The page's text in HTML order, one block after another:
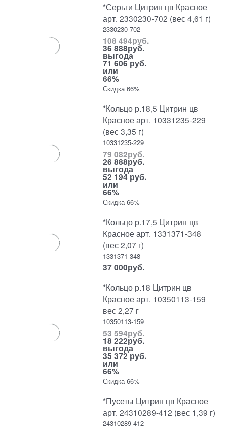
*Серьги Цитрин цв Красное
арт. 2330230-702 (вес 4,61 г)
2330230-702
108 494руб.
36 888руб.
выгода
71 606 руб.
или
66%
Скидка 66%
*Кольцо р.18,5 Цитрин цв
Красное арт. 10331235-229
(вес 3,35 г)
10331235-229
79 082руб.
26 888руб.
выгода
52 194 руб.
или
66%
Скидка 66%
*Кольцо р.17,5 Цитрин цв
Красное арт. 1331371-348
(вес 2,07 г)
1331371-348
37 000руб.
*Кольцо р.18 Цитрин цв
Красное арт. 10350113-159
вес 2,27 г
10350113-159
53 594руб.
18 222руб.
выгода
35 372 руб.
или
66%
Скидка 66%
*Пусеты Цитрин цв Красное
арт. 24310289-412 (вес 1,39 г)
24310289-412